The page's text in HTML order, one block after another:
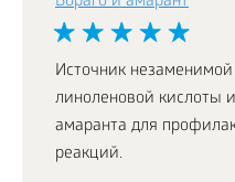
Источник
линоленовой кислоты
амаранта для
реакций.